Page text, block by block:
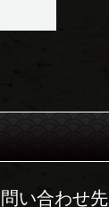
い合わせ先